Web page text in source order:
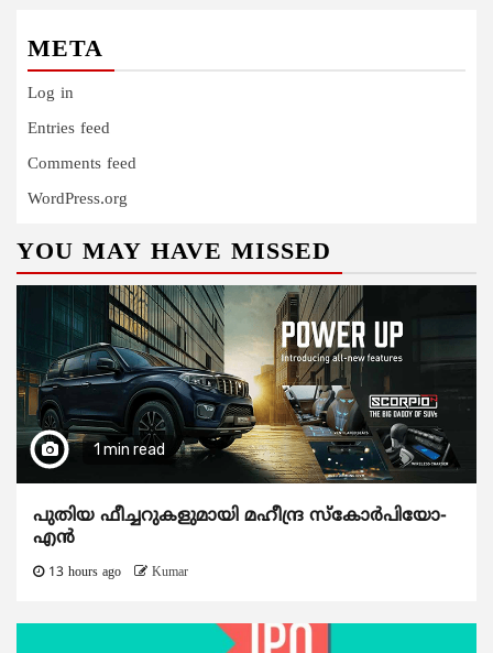
META
Log in
Entries feed
Comments feed
WordPress.org
YOU MAY HAVE MISSED
1 min read
പുതിയ ഫീച്ചറുകളുമായി മഹീന്ദ്ര സ്കോർപിയോ-
എൻ
13 hours ago Kumar